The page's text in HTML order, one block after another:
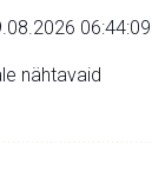
06:44:09
nähtavaid